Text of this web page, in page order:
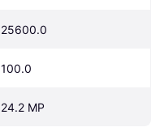
25600.0
100.0
24.2 MP